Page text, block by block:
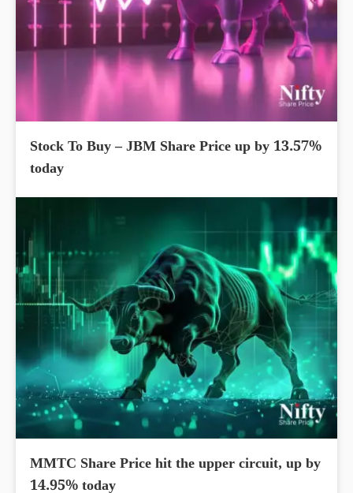
Stock To Buy – JBM Share Price up by 13.57%
today
MMTC Share Price hit the upper circuit, up by
14.95% today